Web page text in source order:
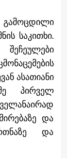
საკითხი.
ასათიანი
პირველ
და
და